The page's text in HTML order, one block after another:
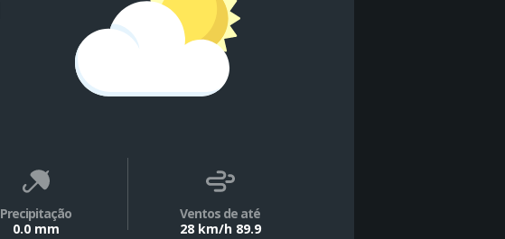
Precipitação
0.0 mm
Ventos de até
28 km/h 89.9